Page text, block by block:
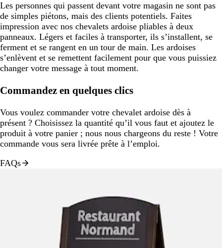
Les personnes qui passent devant votre magasin ne sont pas
de simples piétons, mais des clients potentiels. Faites
impression avec nos chevalets ardoise pliables à deux
panneaux. Légers et faciles à transporter, ils s’installent, se
ferment et se rangent en un tour de main. Les ardoises
s’enlèvent et se remettent facilement pour que vous puissiez
changer votre message à tout moment.
Commandez en quelques clics
Vous voulez commander votre chevalet ardoise dès à
présent ? Choisissez la quantité qu’il vous faut et ajoutez le
produit à votre panier ; nous nous chargeons du reste ! Votre
commande vous sera livrée prête à l’emploi.
FAQs